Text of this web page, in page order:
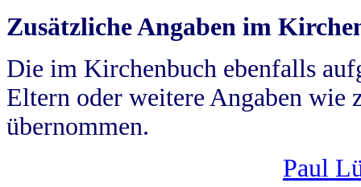
Zusätzliche Angaben im
Die im Kirchenbuch ebenfalls
Eltern oder weitere Angaben wie
übernommen.
Paul